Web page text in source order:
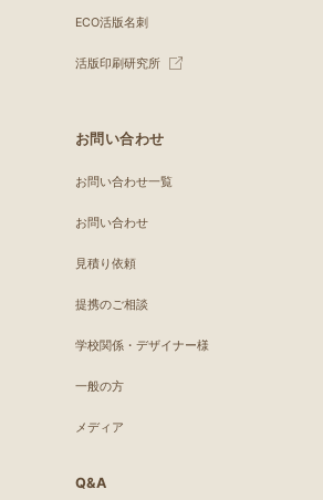
ECO活版名刺
活版印刷研究所
お問い合わせ
お問い合わせ一覧
お問い合わせ
見積り依頼
提携のご相談
学校関係・デザイナー様
一般の方
メディア
Q&A